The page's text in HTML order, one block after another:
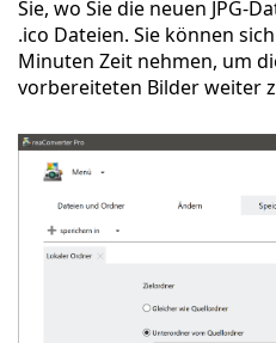
Sie, wo Sie die neuen JPG-
.ico Dateien. Sie können
Minuten Zeit nehmen, um
vorbereiteten Bilder weiter